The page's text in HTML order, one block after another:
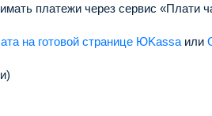
платежи через сервис «Плати
на готовой странице ЮKassa или